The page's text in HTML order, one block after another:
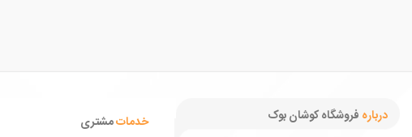
درباره فروشگاه کوشان بوک خدماتمشتری